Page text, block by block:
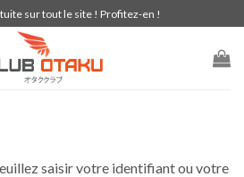
sur tout le site ! Profitez-en !
saisir votre identifiant ou votre